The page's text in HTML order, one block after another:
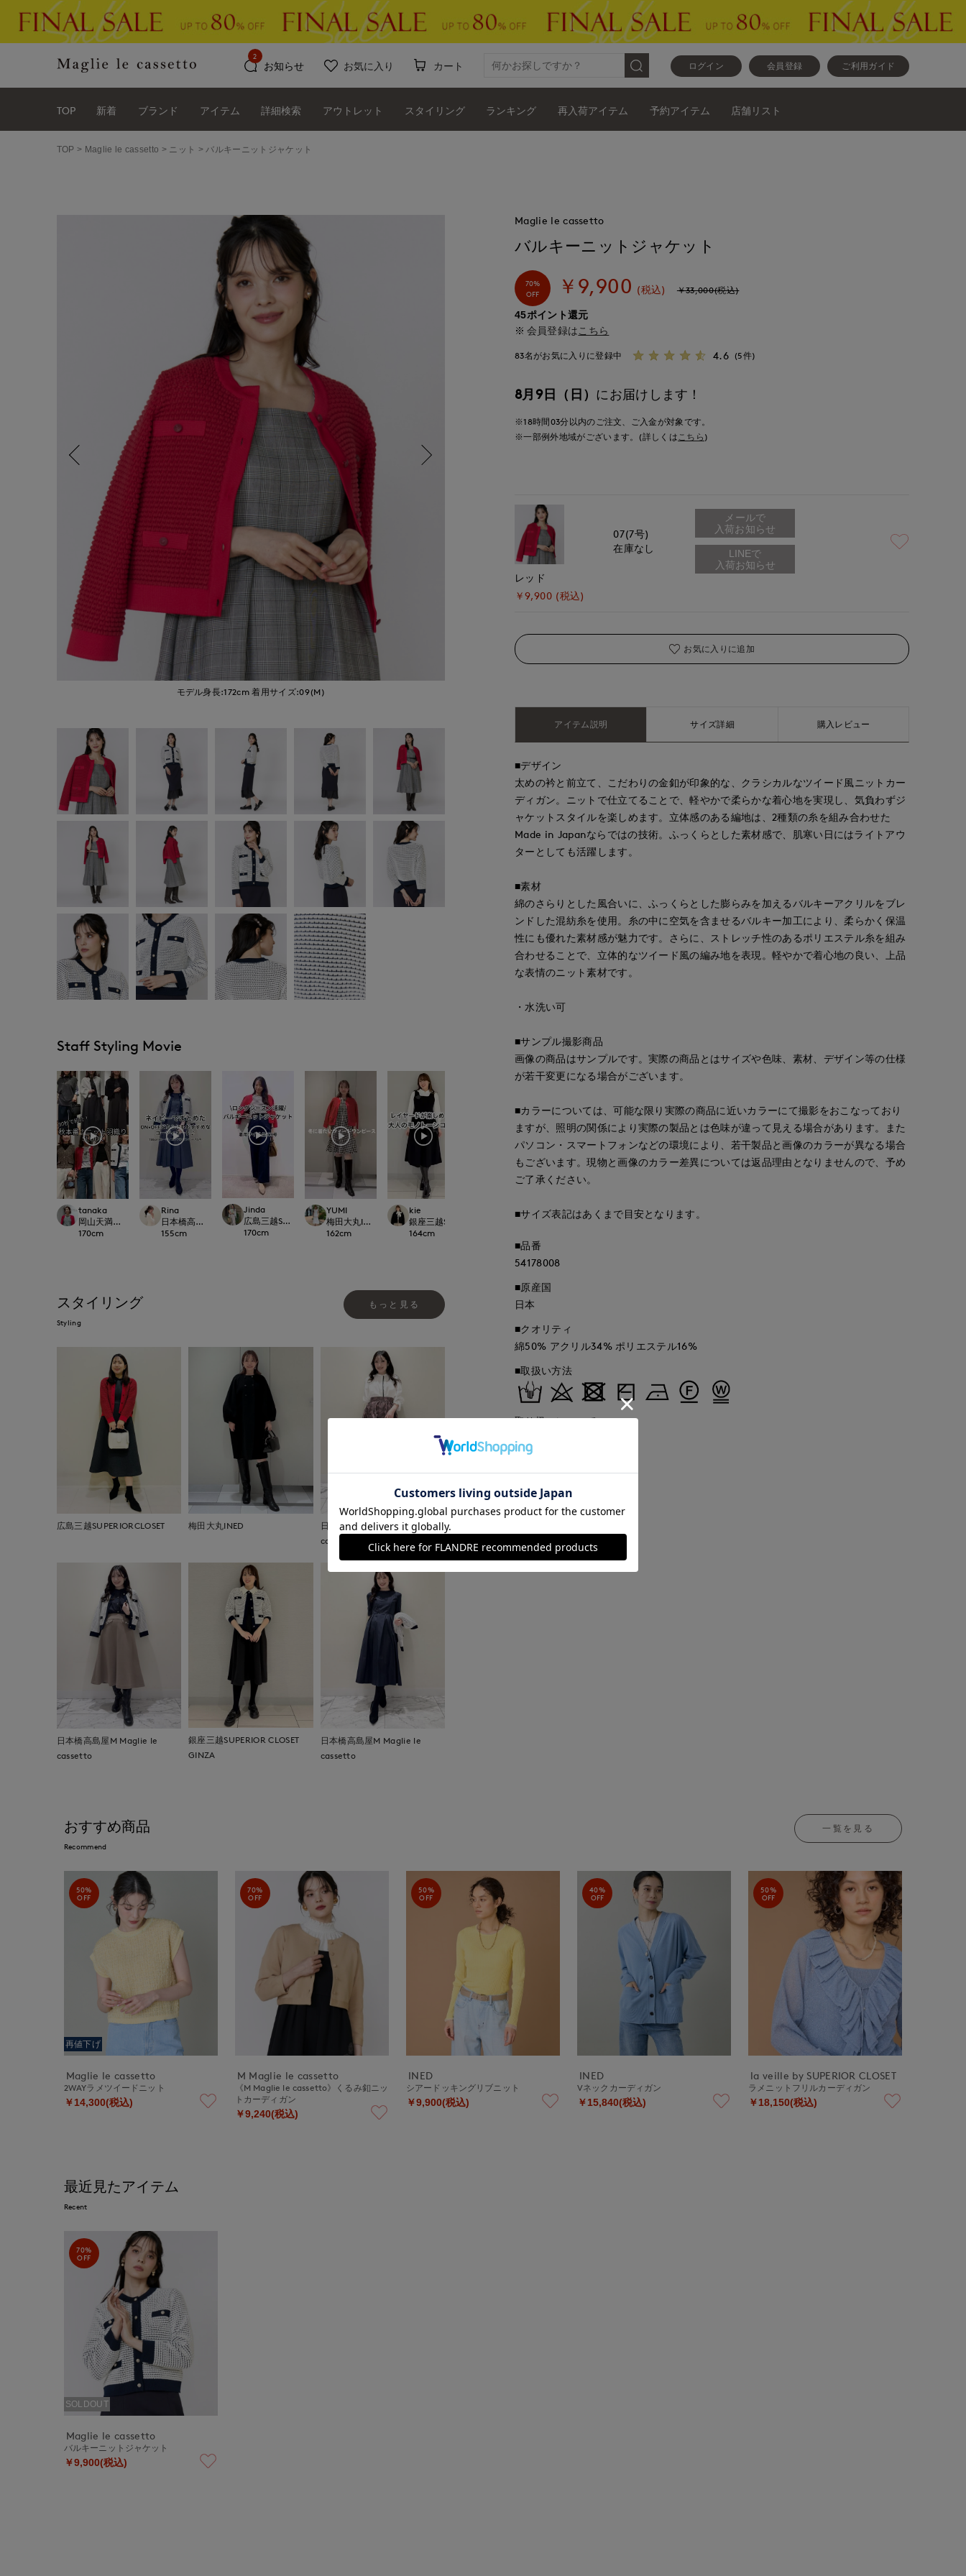
ログイン 会員登録 ご利用ガイド
お知らせ
2
お気に入り カート
TOP 新着 ブランド アイテム 詳細検索 アウトレット スタイリング ランキング 再入荷アイテム 予約アイテム 店舗リスト
TOP Maglie le cassetto ニット バルキーニットジャケット
モデル身長:172cm 着用サイズ:09(M)
Staff Styling Movie
tanaka
岡山天満屋SUPERIORCLOSET
170cm
Rina
日本橋高島屋M Maglie le cassetto
155cm
Jinda
広島三越SUPERIORCLOSET
170cm
YUMI
梅田大丸INED
162cm
kie
銀座三越SUPERIOR CLOSET GINZA
164cm
ゆうき
那覇メインプレイスI.T.'S.international
Maeda
広島三越SUPERIORCLOSET
mizuki
札幌丸井今井SUPERIOR CLOSET
スタイリング
Styling
もっと見る
広島三越SUPERIORCLOSET 梅田大丸INED
日本橋高島屋M Maglie le
cassetto
日本橋高島屋M Maglie le
cassetto
銀座三越SUPERIOR CLOSET
GINZA
日本橋高島屋M Maglie le
cassetto
Maglie le cassetto
バルキーニットジャケット
70%
OFF
￥9,900 (税込) ￥33,000(税込)
45ポイント還元
会員登録は こちら
83名がお気に入りに登録中 4.6 (5件)
8月9日（日） にお届けします！
※18時間03分以内のご注文、ご入金が対象です。
※一部例外地域がございます。(詳しくはこちら )
レッド
￥9,900 (税込)
07(7号)
在庫なし
メールで
入荷お知らせ
お気に入りに追加
アイテム説明 サイズ詳細 購入レビュー
■デザイン
太めの衿と前立て、こだわりの金釦が印象的な、クラシカルなツイード風ニットカー
ディガン。ニットで仕立てることで、軽やかで柔らかな着心地を実現し、気負わずジ
ャケットスタイルを楽しめます。立体感のある編地は、2種類の糸を組み合わせた
Made in Japanならではの技術。ふっくらとした素材感で、肌寒い日にはライトアウ
ターとしても活躍します。
■素材
綿のさらりとした風合いに、ふっくらとした膨らみを加えるバルキーアクリルをブレ
ンドした混紡糸を使用。糸の中に空気を含ませるバルキー加工により、柔らかく保温
性にも優れた素材感が魅力です。さらに、ストレッチ性のあるポリエステル糸を組み
合わせることで、立体的なツイード風の編み地を表現。軽やかで着心地の良い、上品
な表情のニット素材です。
・水洗い可
■サンプル撮影商品
画像の商品はサンプルです。実際の商品とはサイズや色味、素材、デザイン等の仕様
が若干変更になる場合がございます。
■カラーについては、可能な限り実際の商品に近いカラーにて撮影をおこなっており
ますが、照明の関係により実際の製品とは色味が違って見える場合があります。また
パソコン・スマートフォンなどの環境により、若干製品と画像のカラーが異なる場合
もございます。現物と画像のカラー差異については返品理由となりませんので、予め
ご了承ください。
■サイズ表記はあくまで目安となります。
■品番
54178008
■原産国
日本
■クオリティ
綿50% アクリル34% ポリエステル16%
■取扱い方法
取り扱いについて
おすすめ商品
Recommend
一覧を見る
50%
OFF
再値下げ
Maglie le cassetto
2WAYラメツイードニット
￥14,300(税込)
70%
OFF
M Maglie le cassetto
《M Maglie le cassetto》くるみ釦ニッ
トカーディガン
￥9,240(税込)
50%
OFF
INED
シアードッキングリブニット
￥9,900(税込)
40%
OFF
INED
Vネックカーディガン
￥15,840(税込)
50%
OFF
la veille by SUPERIOR CLOSET
ラメニットフリルカーディガン
￥18,150(税込)
最近見たアイテム
Recent
70%
OFF
SOLDOUT
Maglie le cassetto
バルキーニットジャケット
￥9,900(税込)